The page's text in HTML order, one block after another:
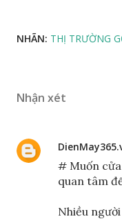
NHÃN: THỊ TRƯỜNG
Nhận xét
# Muốn
quan tâm
Nhiều